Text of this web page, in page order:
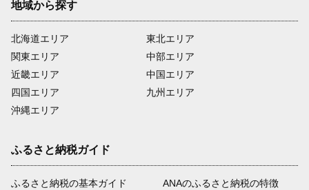
地域から探す
北海道エリア
関東エリア
近畿エリア
四国エリア
沖縄エリア
東北エリア
中部エリア
中国エリア
九州エリア
ふるさと納税ガイド
ふるさと納税の基本ガイド
ANAのふるさと納税の特徴